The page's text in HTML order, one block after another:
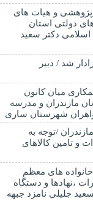
و هیات های
دولتی استان
اسلامی دکتر سعید
شد / دبیر
میان کانون
مازندران و مدرسه
شهرستان ساری
/توجه به
و تامین کالاهای
های معظم
،نهادها و دستگاه
جلیلی نامزد جبهه